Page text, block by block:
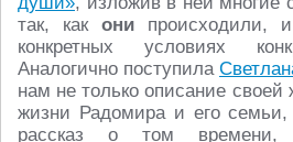
так, как онипроисходили,
конкретных условиях
Аналогично поступила
нам не только описание
жизни Радомира и его семьи,
рассказ о том